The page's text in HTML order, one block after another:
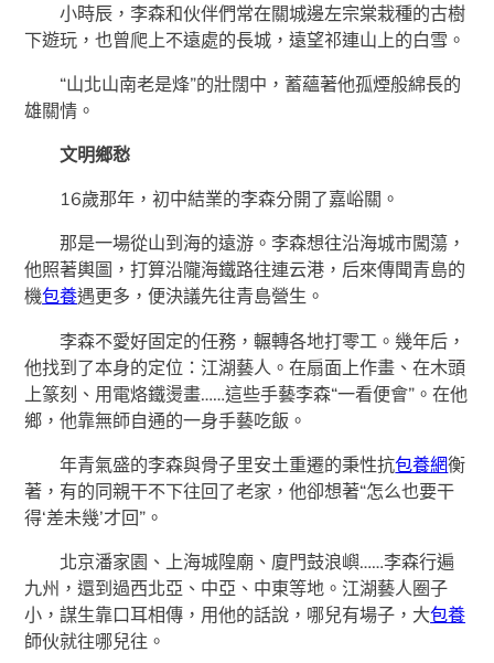
小時辰，李森和伙伴們常在關城邊左宗棠栽種的古樹
下遊玩，也曾爬上不遠處的長城，遠望祁連山上的白雪。
“山北山南老是烽”的壯闊中，蓄蘊著他孤煙般綿長的
雄關情。
文明鄉愁
16歲那年，初中結業的李森分開了嘉峪關。
那是一場從山到海的遠游。李森想往沿海城市闖蕩，
他照著輿圖，打算沿隴海鐵路往連云港，后來傳聞青島的
機包養遇更多，便決議先往青島營生。
李森不愛好固定的任務，輾轉各地打零工。幾年后，
他找到了本身的定位：江湖藝人。在扇面上作畫、在木頭
上篆刻、用電烙鐵燙畫……這些手藝李森“一看便會”。在他
鄉，他靠無師自通的一身手藝吃飯。
年青氣盛的李森與骨子里安土重遷的秉性抗包養網衡
著，有的同親干不下往回了老家，他卻想著“怎么也要干
得‘差未幾’才回”。
北京潘家園、上海城隍廟、廈門鼓浪嶼……李森行遍
九州，還到過西北亞、中亞、中東等地。江湖藝人圈子
小，謀生靠口耳相傳，用他的話說，哪兒有場子，大包養
師伙就往哪兒往。